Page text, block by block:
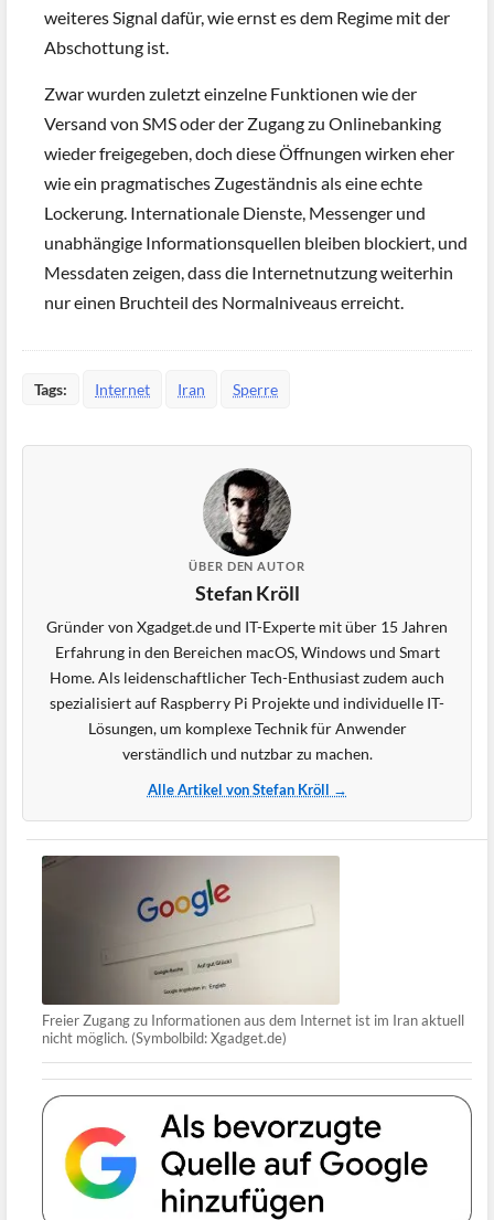
weiteres Signal dafür, wie ernst es dem Regime mit der
Abschottung ist.
Zwar wurden zuletzt einzelne Funktionen wie der
Versand von SMS oder der Zugang zu Onlinebanking
wieder freigegeben, doch diese Öffnungen wirken eher
wie ein pragmatisches Zugeständnis als eine echte
Lockerung. Internationale Dienste, Messenger und
unabhängige Informationsquellen bleiben blockiert, und
Messdaten zeigen, dass die Internetnutzung weiterhin
nur einen Bruchteil des Normalniveaus erreicht.
Tags: Internet Iran Sperre
ÜBER DEN AUTOR
Stefan Kröll
Gründer von Xgadget.de und IT-Experte mit über 15 Jahren
Erfahrung in den Bereichen macOS, Windows und Smart
Home. Als leidenschaftlicher Tech-Enthusiast zudem auch
spezialisiert auf Raspberry Pi Projekte und individuelle IT-
Lösungen, um komplexe Technik für Anwender
verständlich und nutzbar zu machen.
Alle Artikel von Stefan Kröll →
Freier Zugang zu Informationen aus dem Internet ist im Iran aktuell
nicht möglich. (Symbolbild: Xgadget.de)